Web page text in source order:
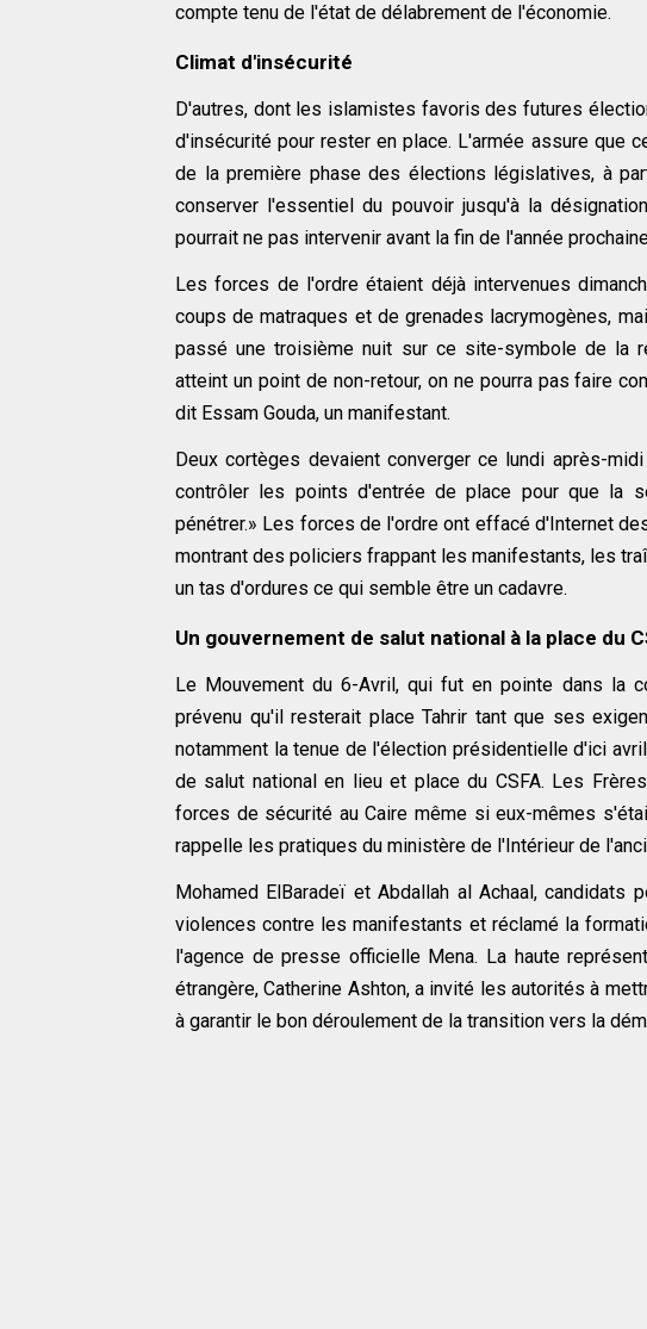
compte tenu de l'état de délabrement de l'économie.
Climat d'insécurité
D'autres, dont les islamistes favoris des futures
d'insécurité pour rester en place. L'armée assure que
de la première phase des élections législatives, à
conserver l'essentiel du pouvoir jusqu'à la
pourrait ne pas intervenir avant la fin de l'année
Les forces de l'ordre étaient déjà intervenues
coups de matraques et de grenades lacrymogènes,
passé une troisième nuit sur ce site-symbole de la
atteint un point de non-retour, on ne pourra pas faire
dit Essam Gouda, un manifestant.
Deux cortèges devaient converger ce lundi après-
contrôler les points d'entrée de place pour que la
pénétrer.» Les forces de l'ordre ont effacé d'Internet
montrant des policiers frappant les manifestants, les
un tas d'ordures ce qui semble être un cadavre.
Un gouvernement de salut national à la place du
Le Mouvement du 6-Avril, qui fut en pointe dans la
prévenu qu'il resterait place Tahrir tant que ses
notamment la tenue de l'élection présidentielle d'ici
de salut national en lieu et place du CSFA. Les
forces de sécurité au Caire même si eux-mêmes
rappelle les pratiques du ministère de l'Intérieur de
Mohamed ElBaradeï et Abdallah al Achaal,
violences contre les manifestants et réclamé la
l'agence de presse officielle Mena. La haute
étrangère, Catherine Ashton, a invité les autorités à
à garantir le bon déroulement de la transition vers la